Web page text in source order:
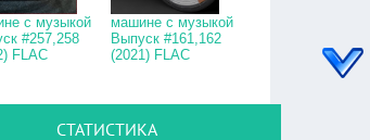
с музыкой
#257,258
FLAC
машине с музыкой
Выпуск #161,162
(2021) FLAC
СТАТИСТИКА